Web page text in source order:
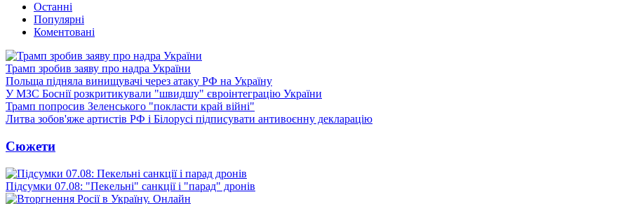
Останні
Популярні
Коментовані
Трамп зробив заяву про надра України
Польща підняла винищувачі через атаку РФ на Україну
У МЗС Боснії розкритикували "швидшу" євроінтеграцію України
Трамп попросив Зеленського "покласти край війні"
Литва зобов'яже артистів РФ і Білорусі підписувати антивоєнну декларацію
Сюжети
Підсумки 07.08: "Пекельні" санкції і "парад" дронів